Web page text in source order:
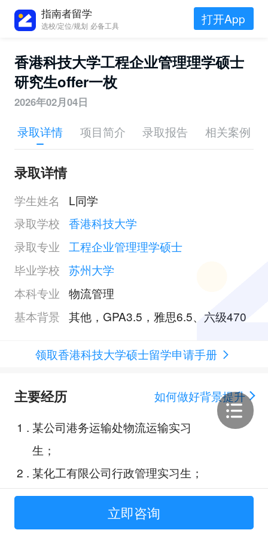
指南者留学
选校/定位/规划 必备工具 打开App
香港科技大学工程企业管理理学硕士
研究生offer一枚
2026年02月04日
录取详情 项目简介 录取报告 相关案例
录取详情
学生姓名
L同学
录取学校 香港科技大学
录取专业
工程企业管理理学硕士
毕业学校 苏州大学
本科专业 物流管理
基本背景 其他，GPA3.5，雅思6.5、六级470
领取香港科技大学硕士留学申请手册
主要经历
如何做好背景提升
1 . 某公司港务运输处物流运输实习
生；
2 . 某化工有限公司行政管理实习生；
3.“高斯杯”全国大学生数学建模竞
立即咨询